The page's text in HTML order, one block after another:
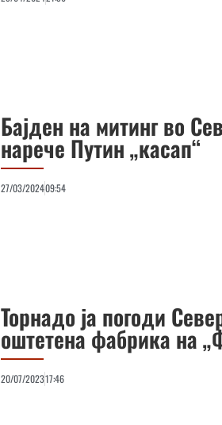
Бајден на митинг во
нарече Путин „касап“
27/03/202409:54
Торнадо ја погоди
оштетена фабрика на
20/07/202317:46